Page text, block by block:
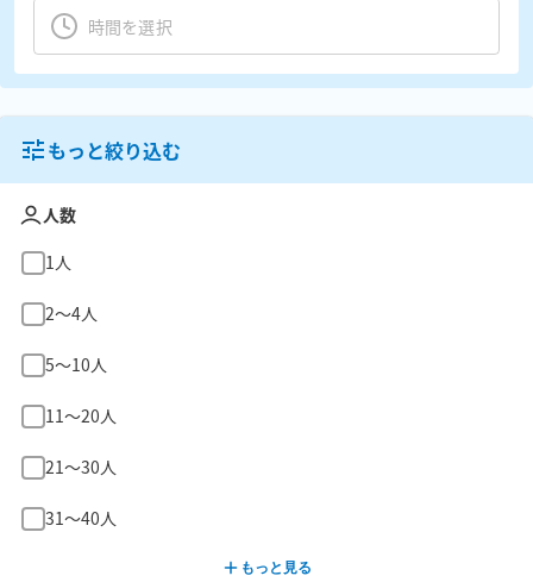
もっと絞り込む
人数
1人
2〜4人
5〜10人
11〜20人
21〜30人
31〜40人
もっと見る